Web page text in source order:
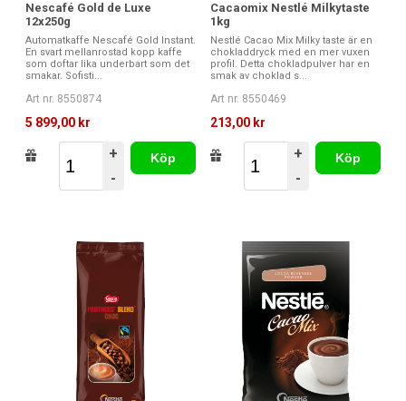
Nescafé Gold de Luxe
12x250g
Automatkaffe Nescafé Gold Instant.
En svart mellanrostad kopp kaffe
som doftar lika underbart som det
smakar. Sofisti...
Art nr. 8550874
5 899,00 kr
+
-
Köp
Cacaomix Nestlé Milkytaste
1kg
Nestlé Cacao Mix Milky taste är en
chokladdryck med en mer vuxen
profil. Detta chokladpulver har en
smak av choklad s...
Art nr. 8550469
213,00 kr
+
-
Köp